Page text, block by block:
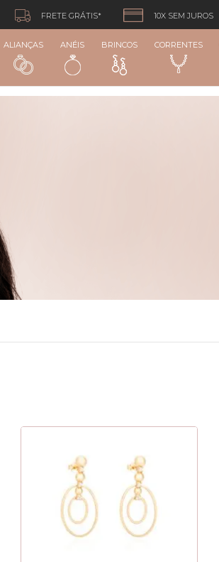
FRETE GRÁTIS* 10X SEM JUROS
ALIANÇAS ANÉIS BRINCOS CORRENTES